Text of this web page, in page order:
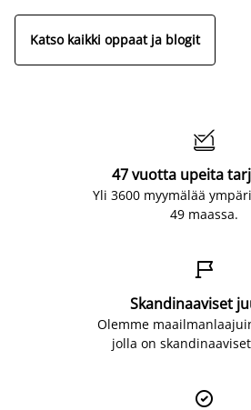
Katso kaikki oppaat ja blogit

47 vuotta upeita
Yli 3600 myymälää
49 maassa.

Skandinaaviset
Olemme
jolla on
